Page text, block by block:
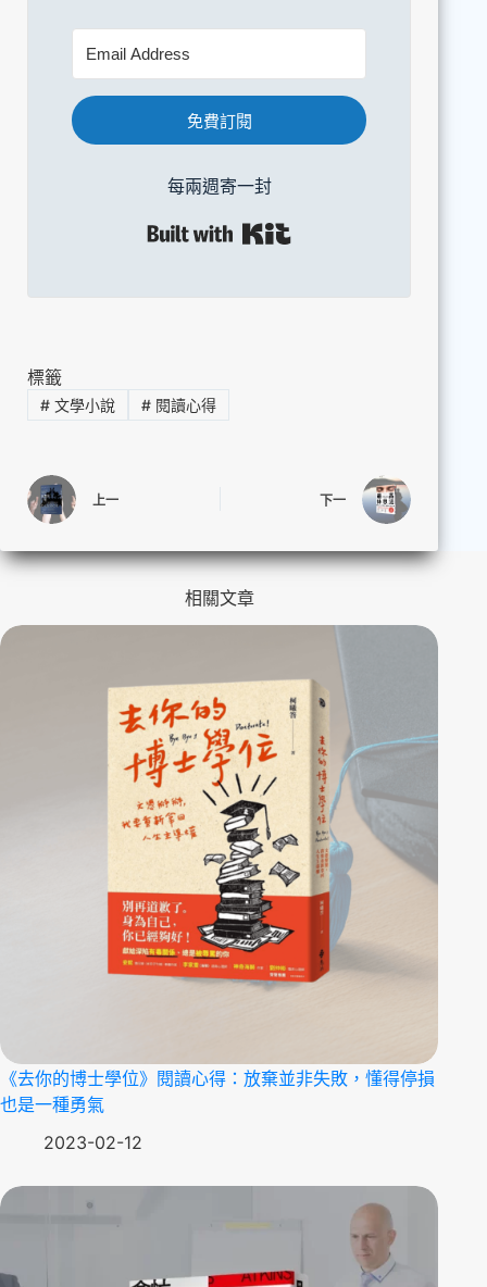
免費訂閱
每兩週寄一封
標籤
#文學小說 #閱讀心得
上一 下一
相關文章
《去你的博士學位》閱讀心得：放棄並非失敗，懂得停損
也是一種勇氣
2023-02-12